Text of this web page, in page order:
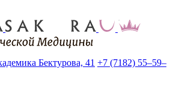
Бектурова, 41 +7 (7182) 55–59–